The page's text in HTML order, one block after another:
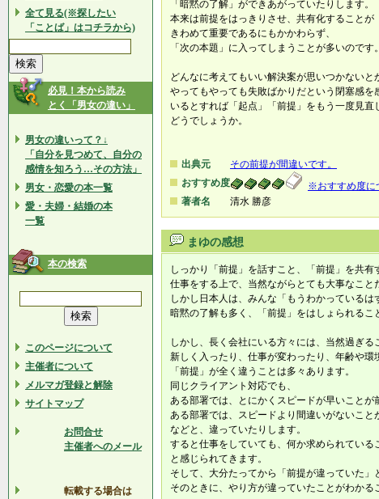
全て見る(※探したい
「ことば」はコチラから)
必見！本から読み
とく「男女の違い」
男女の違いって？↓
「自分を見つめて、自分の
感情を知ろう…その方法」
男女・恋愛の本一覧
愛・夫婦・結婚の本
一覧
本の検索
このページについて
主催者について
メルマガ登録と解除
サイトマップ
お問合せ
主催者へのメール
転載する場合は
「暗黙の了解」ができあがっていたりします。
本来は前提をはっきりさせ、共有化することが
きわめて重要であるにもかかわらず、
「次の本題」に入ってしまうことが多いのです
どんなに考えてもいい解決案が思いつかないと
やってもやっても失敗ばかりだという閉塞感を
いるとすれば「起点」「前提」をもう一度見直
どうでしょうか。
出典元
その前提が間違いです。
おすすめ度
※おすすめ度に
著者名
清水 勝彦
まゆの感想
しっかり「前提」を話すこと、「前提」を共有
仕事をする上で、当然ながらとても大事なこと
しかし日本人は、みんな「もうわかっているは
暗黙の了解も多く、「前提」をはしょられるこ
しかし、長く会社にいる方々には、当然過ぎる
新しく入ったり、仕事が変わったり、年齢や環
「前提」が全く違うことは多々あります。
同じクライアント対応でも、
ある部署では、とにかくスピードが早いことが
ある部署では、スピードより間違いがないこと
などと、違っていたりします。
すると仕事をしていても、何か求められている
と感じられてきます。
そして、大分たってから「前提が違っていた」
そのときに、やり方が違っていたことがわかる